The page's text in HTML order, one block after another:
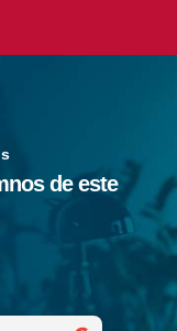
de este